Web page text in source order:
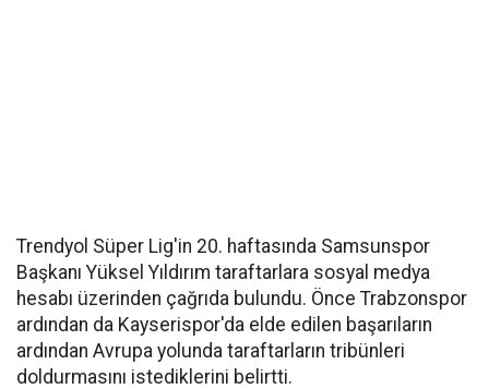
Trendyol Süper Lig'in 20. haftasında Samsunspor
Başkanı Yüksel Yıldırım taraftarlara sosyal medya
hesabı üzerinden çağrıda bulundu. Önce Trabzonspor
ardından da Kayserispor'da elde edilen başarıların
ardından Avrupa yolunda taraftarların tribünleri
doldurmasını istediklerini belirtti.